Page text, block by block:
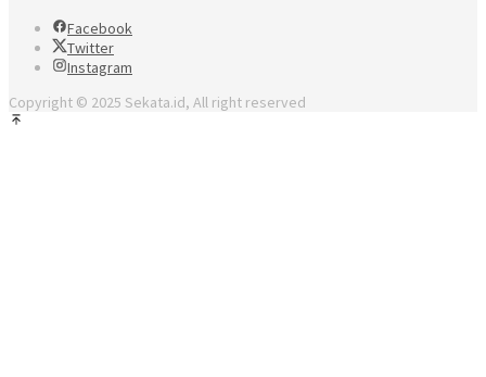
Facebook
Twitter
Instagram
Copyright © 2025 Sekata.id, All right reserved